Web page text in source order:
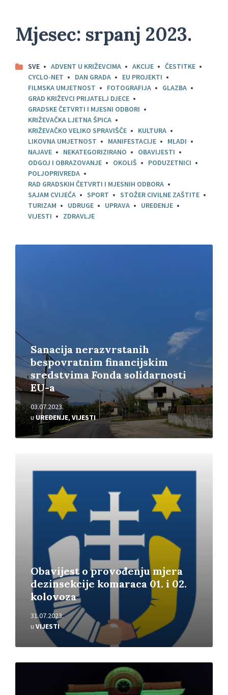
Mjesec: srpanj 2023.
SVE ADVENT U KRIŽEVCIMA AKCIJE
ČESTITKE
CYCLO-NET
DAN GRADA
EU PROJEKTI
FILMSKA UMJETNOST
FOTOGRAFIJA
GLAZBA
GRAD KRIŽEVCI PRIJATELJ DJECE
GRADSKE ČETVRTI I MJESNI ODBORI
KRIŽEVAČKA LJETNA ŠPICA
KRIŽEVAČKO VELIKO SPRAVIŠČE
KULTURA
LIKOVNA UMJETNOST
MANIFESTACIJE
MLADI
NAJAVE
NEKATEGORIZIRANO
OBAVIJESTI
ODGOJ I OBRAZOVANJE
OKOLIŠ
PODUZETNICI
POLJOPRIVREDA
RAD GRADSKIH ČETVRTI I MJESNIH ODBORA
SAJAM CVIJEĆA
SPORT
STOŽER CIVILNE ZAŠTITE
TURIZAM
UDRUGE UPRAVA
UREĐENJE
VIJESTI
ZDRAVLJE
Sanacija nerazvrstanih
bespovratnim financijskim
sredstvima Fonda solidarnosti
EU-a
03.07.2023.
uUREĐENJE, VIJESTI
Pročitajte
Obavijest o provođenju mjera
dezinsekcije komaraca 01. i 02.
kolovoza
31.07.2023.
u VIJESTI
Pročitajte